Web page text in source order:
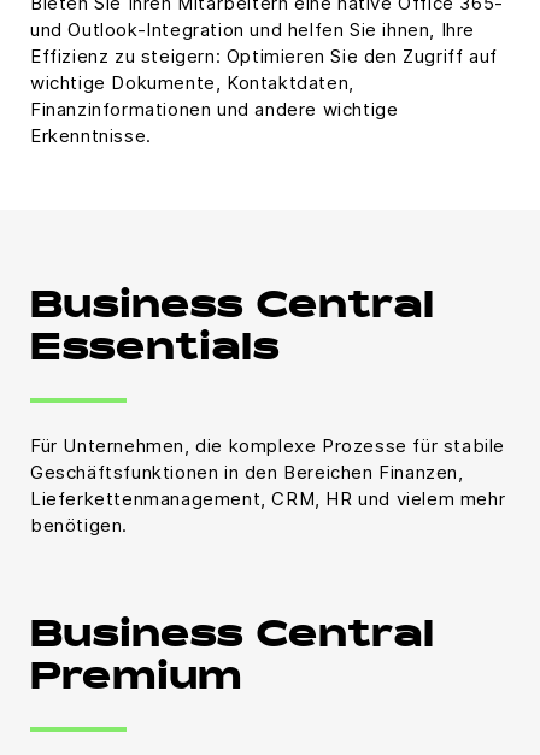
und Outlook-Integration und helfen Sie ihnen, Ihre
Effizienz zu steigern: Optimieren Sie den Zugriff auf
wichtige Dokumente, Kontaktdaten,
Finanzinformationen und andere wichtige
Erkenntnisse.
Business Central
Essentials
Für Unternehmen, die komplexe Prozesse für stabile
Geschäftsfunktionen in den Bereichen Finanzen,
Lieferkettenmanagement, CRM, HR und vielem mehr
benötigen.
Business Central
Premium